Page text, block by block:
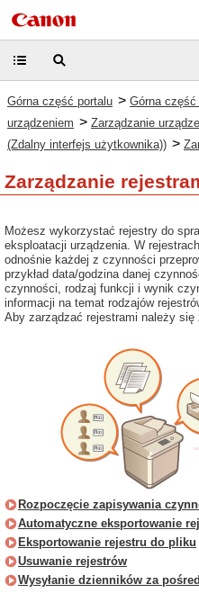
Górna część portalu > Górna
urządzeniem > Zarządzanie
(Zdalny interfejs użytkownika)) >
Zarządzanie
Możesz wykorzystać rejestry do
eksploatacji urządzenia. W
odnośnie każdej z czynności
przykład data/godzina danej
czynności, rodzaj funkcji i wynik
informacji na temat rodzajów
Aby zarządzać rejestrami należy się
Rozpoczęcie zapisywania
Automatyczne eksportowanie
Eksportowanie rejestru do pliku
Usuwanie rejestrów
Wysyłanie dzienników za